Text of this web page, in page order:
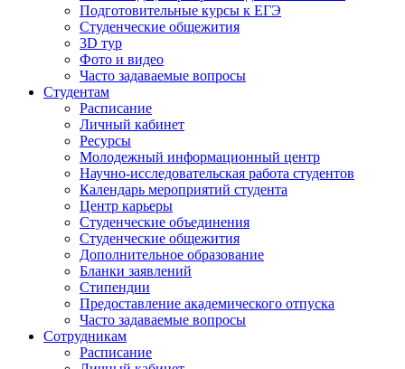
Подготовительные курсы к ЕГЭ
Студенческие общежития
3D тур
Фото и видео
Часто задаваемые вопросы
Студентам
Расписание
Личный кабинет
Ресурсы
Молодежный информационный центр
Научно-исследовательская работа студентов
Календарь мероприятий студента
Центр карьеры
Студенческие объединения
Студенческие общежития
Дополнительное образование
Бланки заявлений
Стипендии
Предоставление академического отпуска
Часто задаваемые вопросы
Сотрудникам
Расписание